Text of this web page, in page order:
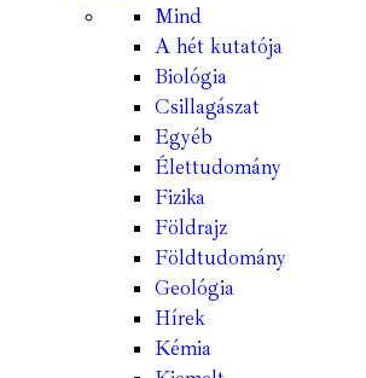
Mind
A hét kutatója
Biológia
Csillagászat
Egyéb
Élettudomány
Fizika
Földrajz
Földtudomány
Geológia
Hírek
Kémia